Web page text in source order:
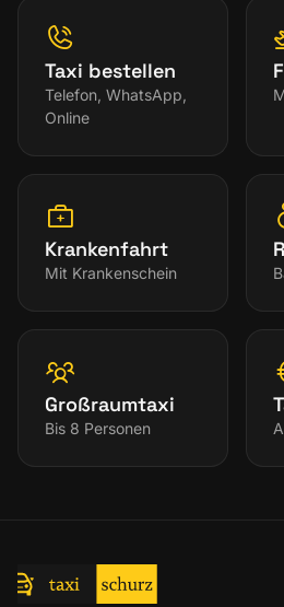
Taxi bestellen
Telefon, WhatsApp,
Online
Krankenfahrt
Mit Krankenschein
Großraumtaxi
Bis 8 Personen